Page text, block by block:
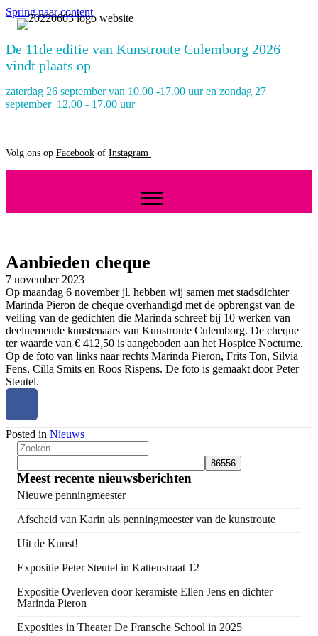
Spring naar content
De 11de editie van Kunstroute Culemborg 2026
vindt plaats op
zaterdag 26 september van 10.00 -17.00 uur en zondag 27
september 12.00 - 17.00 uur
Volg ons op Facebook of Instagram
Aanbieden cheque
7 november 2023
Op maandag 6 november jl. hebben wij samen met stadsdichter
Marinda Pieron de cheque overhandigd met de opbrengst van de
veiling van de gedichten die Marinda schreef bij 10 werken van
deelnemende kunstenaars van Kunstroute Culemborg. De cheque
ter waarde van € 412,50 is aangeboden aan het Hospice Nocturne.
Op de foto van links naar rechts Marinda Pieron, Frits Ton, Silvia
Fens, Cilla Smits en Roos Rispens. De foto is gemaakt door Peter
Steutel.
Posted in Nieuws
Meest recente nieuwsberichten
Nieuwe penningmeester
Afscheid van Karin als penningmeester van de kunstroute
Uit de Kunst!
Expositie Peter Steutel in Kattenstraat 12
Expositie Overleven door keramiste Ellen Jens en dichter
Marinda Pieron
Exposities in Theater De Fransche School in 2025